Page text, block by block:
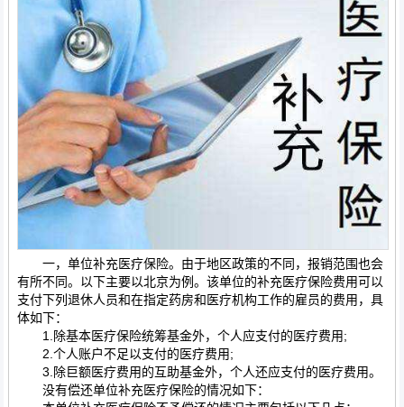
一，单位补充医疗保险。由于地区政策的不同，报销范围也会
有所不同。以下主要以北京为例。该单位的补充医疗保险费用可以
支付下列退休人员和在指定药房和医疗机构工作的雇员的费用，具
体如下：
1.除基本医疗保险统筹基金外，个人应支付的医疗费用;
2.个人账户不足以支付的医疗费用;
3.除巨额医疗费用的互助基金外，个人还应支付的医疗费用。
没有偿还单位补充医疗保险的情况如下：